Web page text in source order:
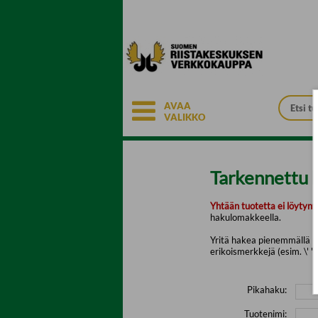
AVAA
VALIKKO
Tarkennettu
Yhtään tuotetta ei löytynyt.
hakulomakkeella.
Yritä hakea pienemmällä
erikoismerkkejä (esim. \' "
Pikahaku:
Tuotenimi: